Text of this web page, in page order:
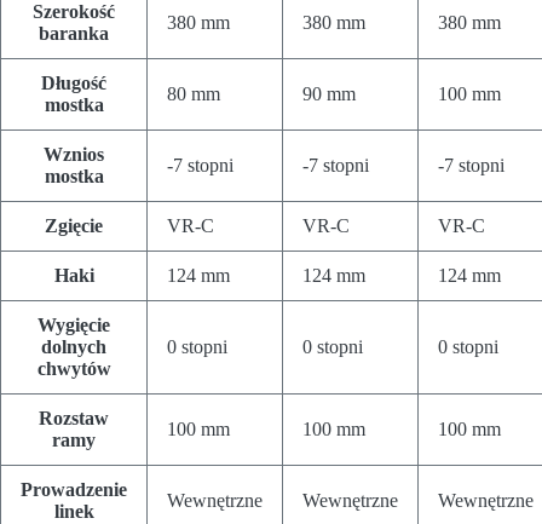
Szerokość
baranka
380 mm 380 mm 380 mm
Długość
mostka
80 mm 90 mm 100 mm
Wznios
mostka
-7 stopni -7 stopni -7 stopni
Zgięcie VR-C VR-C VR-C
Haki 124 mm 124 mm 124 mm
Wygięcie
dolnych
chwytów
0 stopni 0 stopni 0 stopni
Rozstaw
ramy
100 mm 100 mm 100 mm
Prowadzenie
linek
Wewnętrzne Wewnętrzne Wewnętrzne